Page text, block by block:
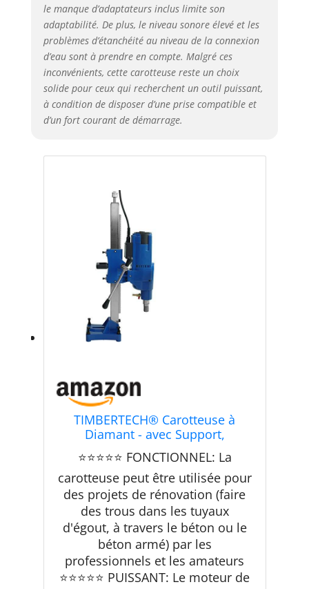
le manque d’adaptateurs inclus limite son
adaptabilité. De plus, le niveau sonore élevé et les
problèmes d’étanchéité au niveau de la connexion
d’eau sont à prendre en compte. Malgré ces
inconvénients, cette carotteuse reste un choix
solide pour ceux qui recherchent un outil puissant,
à condition de disposer d’une prise compatible et
d’un fort courant de démarrage.
TIMBERTECH® Carotteuse à
Diamant - avec Support,
Diamètre de Perçage Max. 205
mm, 3900 W, 580 tr/min, Adapté
au Forage à Sec et Humide, Béton
- Perceuse, Carottier
⭐⭐⭐⭐⭐ FONCTIONNEL: La
carotteuse peut être utilisée pour
des projets de rénovation (faire
des trous dans les tuyaux
d'égout, à travers le béton ou le
béton armé) par les
professionnels et les amateurs
⭐⭐⭐⭐⭐ PUISSANT: Le moteur de